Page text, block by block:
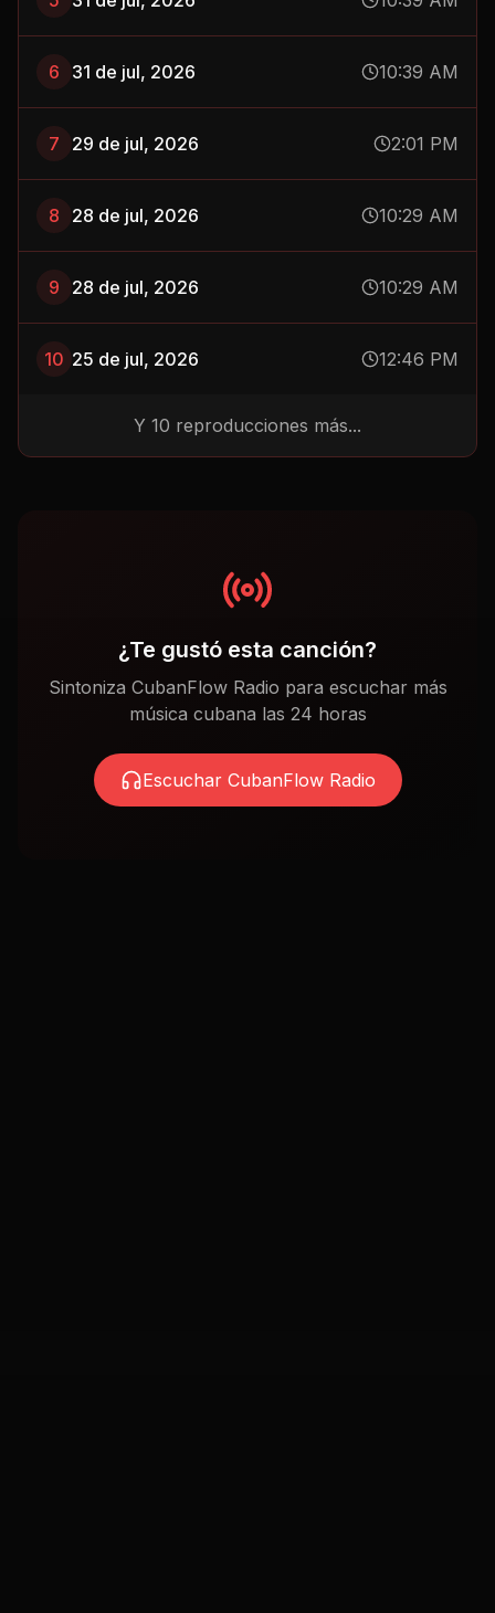
6 31 de jul, 2026 10:39 AM
7 29 de jul, 2026 2:01 PM
8 28 de jul, 2026 10:29 AM
9 28 de jul, 2026 10:29 AM
10 25 de jul, 2026 12:46 PM
Y 10 reproducciones más...
¿Te gustó esta canción?
Sintoniza CubanFlow Radio para escuchar más
música cubana las 24 horas
Escuchar CubanFlow Radio